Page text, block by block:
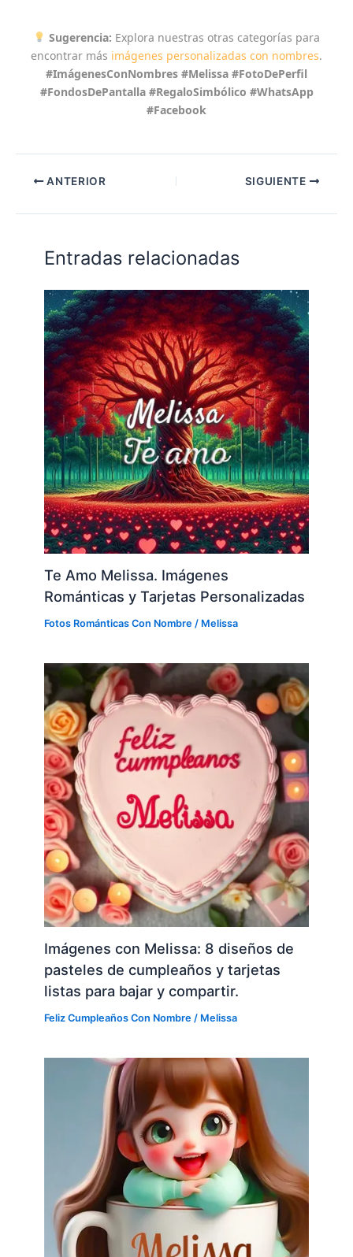
Sugerencia: Explora nuestras otras categorías para
encontrar más imágenes personalizadas con nombres.
#ImágenesConNombres #Melissa #FotoDePerfil
#FondosDePantalla #RegaloSimbólico #WhatsApp
#Facebook
ANTERIOR SIGUIENTE
Entradas relacionadas
Te Amo Melissa. Imágenes
Románticas y Tarjetas Personalizadas
Fotos Románticas Con Nombre / Melissa
Imágenes con Melissa: 8 diseños de
pasteles de cumpleaños y tarjetas
listas para bajar y compartir.
Feliz Cumpleaños Con Nombre / Melissa